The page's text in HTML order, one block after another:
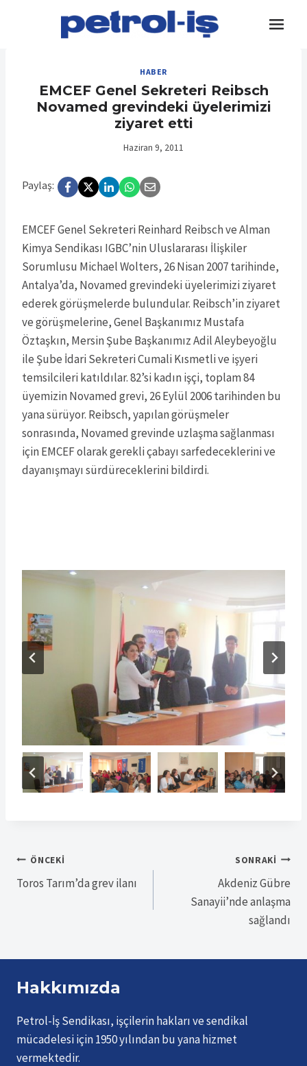
HABER
EMCEF Genel Sekreteri Reibsch
Novamed grevindeki üyelerimizi
ziyaret etti
Haziran 9, 2011
Paylaş:
EMCEF Genel Sekreteri Reinhard Reibsch ve Alman
Kimya Sendikası IGBC’nin Uluslararası İlişkiler
Sorumlusu Michael Wolters, 26 Nisan 2007 tarihinde,
Antalya’da, Novamed grevindeki üyelerimizi ziyaret
ederek görüşmelerde bulundular. Reibsch’in ziyaret
ve görüşmelerine, Genel Başkanımız Mustafa
Öztaşkın, Mersin Şube Başkanımız Adil Aleybeyoğlu
ile Şube İdari Sekreteri Cumali Kısmetli ve işyeri
temsilcileri katıldılar. 82’si kadın işçi, toplam 84
üyemizin Novamed grevi, 26 Eylül 2006 tarihinden bu
yana sürüyor. Reibsch, yapılan görüşmeler
sonrasında, Novamed grevinde uzlaşma sağlanması
için EMCEF olarak gerekli çabayı sarfedeceklerini ve
dayanışmayı sürdüreceklerini bildirdi.
Yazı
gezinmesi
ÖNCEKI
Toros Tarım’da grev ilanı
SONRAKI
Akdeniz Gübre
Sanayii’nde anlaşma
sağlandı
Hakkımızda
Petrol-İş Sendikası, işçilerin hakları ve sendikal
mücadelesi için 1950 yılından bu yana hizmet
vermektedir.